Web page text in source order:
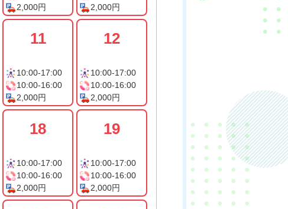
2,000円
2,000円
11
10:00-17:00
10:00-16:00
2,000円
12
10:00-17:00
10:00-16:00
2,000円
18
10:00-17:00
10:00-16:00
2,000円
19
10:00-17:00
10:00-16:00
2,000円